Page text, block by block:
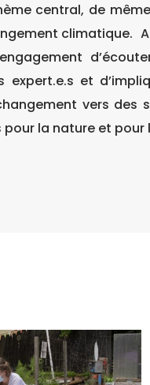
central, de
climatique.
expert.e.s et
vers des
la nature et pour